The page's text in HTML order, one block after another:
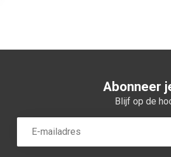
Abonneer
Blijf op de